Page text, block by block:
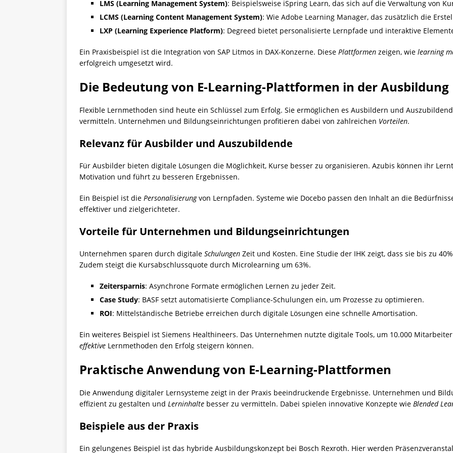
LMS (Learning Management System): Beispielsweise iSpring Learn, das sich auf die Verwaltung von
LCMS (Learning Content Management System): Wie Adobe Learning Manager, das zusätzlich die
LXP (Learning Experience Platform): Degreed bietet personalisierte Lernpfade und interaktive
Ein Praxisbeispiel ist die Integration von SAP Litmos in DAX-Konzerne. Diese Plattformen zeigen, wie learning
erfolgreich umgesetzt wird.
Die Bedeutung von E-Learning-Plattformen in der Ausbildung
Flexible Lernmethoden sind heute ein Schlüssel zum Erfolg. Sie ermöglichen es Ausbildern und
vermitteln. Unternehmen und Bildungseinrichtungen profitieren dabei von zahlreichen Vorteilen.
Relevanz für Ausbilder und Auszubildende
Für Ausbilder bieten digitale Lösungen die Möglichkeit, Kurse besser zu organisieren. Azubis können ihr
Motivation und führt zu besseren Ergebnissen.
Ein Beispiel ist die Personalisierungvon Lernpfaden. Systeme wie Docebo passen den Inhalt an die
effektiver und zielgerichteter.
Vorteile für Unternehmen und Bildungseinrichtungen
Unternehmen sparen durch digitale Schulungen Zeit und Kosten. Eine Studie der IHK zeigt, dass sie bis zu
Zudem steigt die Kursabschlussquote durch Microlearning um 63%.
Zeitersparnis: Asynchrone Formate ermöglichen Lernen zu jeder Zeit.
Case Study: BASF setzt automatisierte Compliance-Schulungen ein, um Prozesse zu optimieren.
ROI: Mittelständische Betriebe erreichen durch digitale Lösungen eine schnelle Amortisation.
Ein weiteres Beispiel ist Siemens Healthineers. Das Unternehmen nutzte digitale Tools, um 10.000
effektive Lernmethoden den Erfolg steigern können.
Praktische Anwendung von E-Learning-Plattformen
Die Anwendung digitaler Lernsysteme zeigt in der Praxis beeindruckende Ergebnisse. Unternehmen und
effizient zu gestalten und Lerninhalte besser zu vermitteln. Dabei spielen innovative Konzepte wie Blended
Beispiele aus der Praxis
Ein gelungenes Beispiel ist das hybride Ausbildungskonzept bei Bosch Rexroth. Hier werden